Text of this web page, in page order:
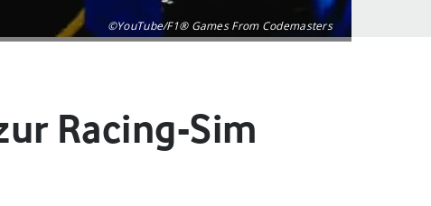
©YouTube/F1® Games From Codemasters
Racing-Sim